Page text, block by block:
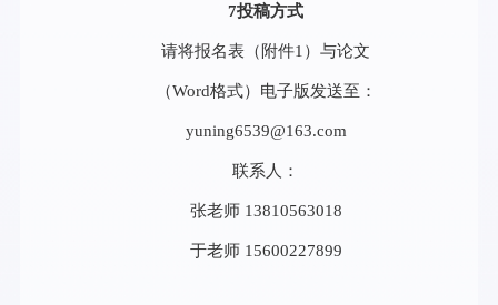
7投稿方式
请将报名表（附件1）与论文
（Word格式）电子版发送至：
yuning6539@163.com
联系人：
张老师 13810563018
于老师 15600227899